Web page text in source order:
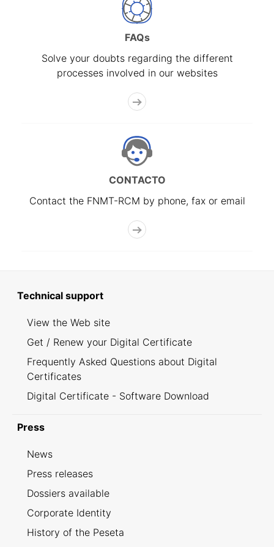
FAQs
Solve your doubts regarding the different
processes involved in our websites
CONTACTO
Contact the FNMT-RCM by phone, fax or email
Technical support
View the Web site
Get / Renew your Digital Certificate
Frequently Asked Questions about Digital
Certificates
Digital Certificate - Software Download
Press
News
Press releases
Dossiers available
Corporate Identity
History of the Peseta